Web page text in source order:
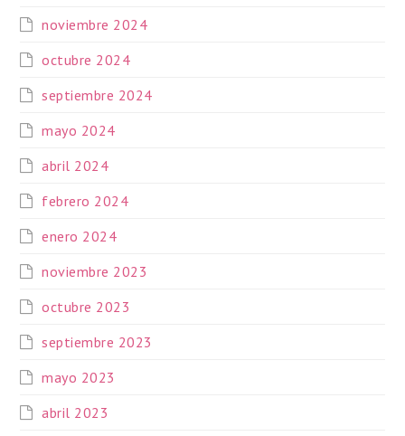
noviembre 2024
octubre 2024
septiembre 2024
mayo 2024
abril 2024
febrero 2024
enero 2024
noviembre 2023
octubre 2023
septiembre 2023
mayo 2023
abril 2023